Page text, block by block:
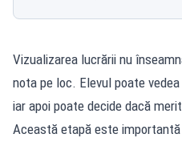
Vizualizarea lucrării nu
nota pe loc. Elevul poate
iar apoi poate decide dacă
Această etapă este